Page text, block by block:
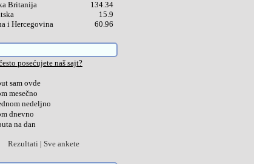
Britanija
134.34
15.9
i Hercegovina
60.96
posećujete naš sajt?
sam ovde
mesečno
nedeljno
dnevno
na dan
Rezultati | Sve ankete